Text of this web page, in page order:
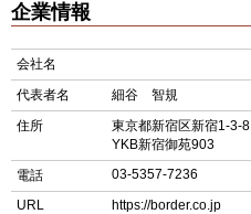
企業情報
会社名
代表者名
細谷 智規
住所
東京都新宿区新宿1-3-8
YKB新宿御苑903
電話
03-5357-7236
URL
https://border.co.jp